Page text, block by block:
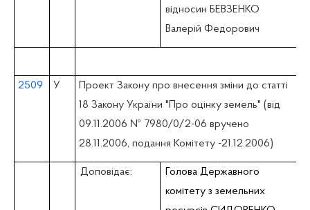
відносин БЕВЗЕНКО
Валерій Федорович
2509 У
Проект Закону про внесення зміни до статті
18 Закону України "Про оцінку земель" (вiд
09.11.2006 № 7980/0/2-06 вручено
28.11.2006, подання Комітету -21.12.2006)
Доповідає:
Голова Державного
комітету з земельних